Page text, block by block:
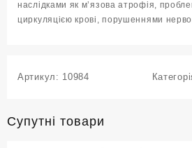
наслідками як м’язова атрофія,
циркуляцією крові, порушеннями
Артикул: 10984
Супутні товари